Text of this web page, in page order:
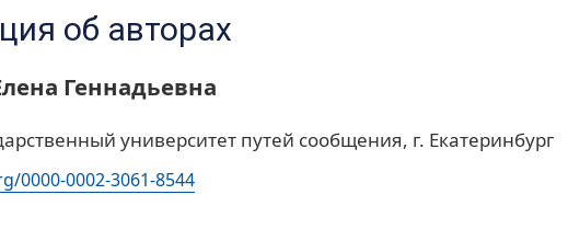
об авторах
Геннадьевна
университет путей сообщения, г. Екатеринбург
0000-0002-3061-8544